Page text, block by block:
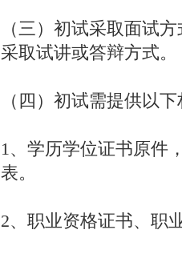
（三）初试采取面试
采取试讲或答辩方式。
（四）初试需提供以
1、学历学位证书原件
表。
2、职业资格证书、职